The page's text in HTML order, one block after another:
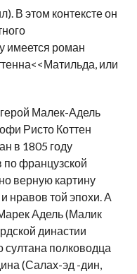
В этом контексте он
имеется роман
или
Малек-Адель
Ристо Коттен
в 1805 году
по французской
верную картину
нравов той эпохи. А
Адель (Малик
династии
султана полководца
(Салах-эд -дин,